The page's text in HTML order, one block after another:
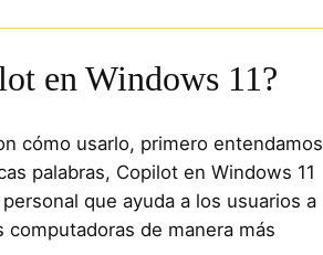
en Windows 11?
cómo usarlo, primero entendamos
palabras, Copilot en Windows 11
que ayuda a los usuarios a
de manera más